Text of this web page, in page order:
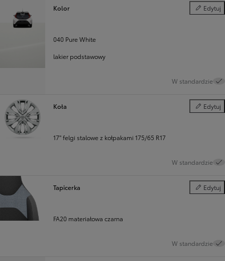
Kolor Edytuj
Kolor
040 Pure White
lakier podstawowy
W standardzie
Koła Edytuj
Koła
17" felgi stalowe z kołpakami 175/65 R17
W standardzie
Tapicerka Edytuj
Tapicerka
FA20 materiałowa czarna
W standardzie